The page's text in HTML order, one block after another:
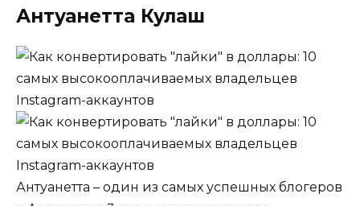
Антуанетта Кулаш
Антуанетта – один из самых успешных блогеров